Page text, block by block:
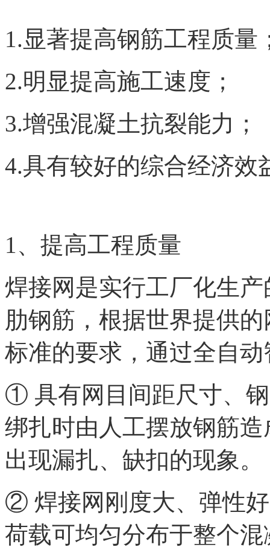
1.显著提高钢筋工程质量
2.明显提高施工速度；
3.增强混凝土抗裂能力；
4.具有较好的综合经济效
1、提高工程质量
焊接网是实行工厂化生
肋钢筋，根据世界提供
标准的要求，通过全自
① 具有网目间距尺寸、
绑扎时由人工摆放钢筋
出现漏扎、缺扣的现象。
② 焊接网刚度大、弹性
荷载可均匀分布于整个